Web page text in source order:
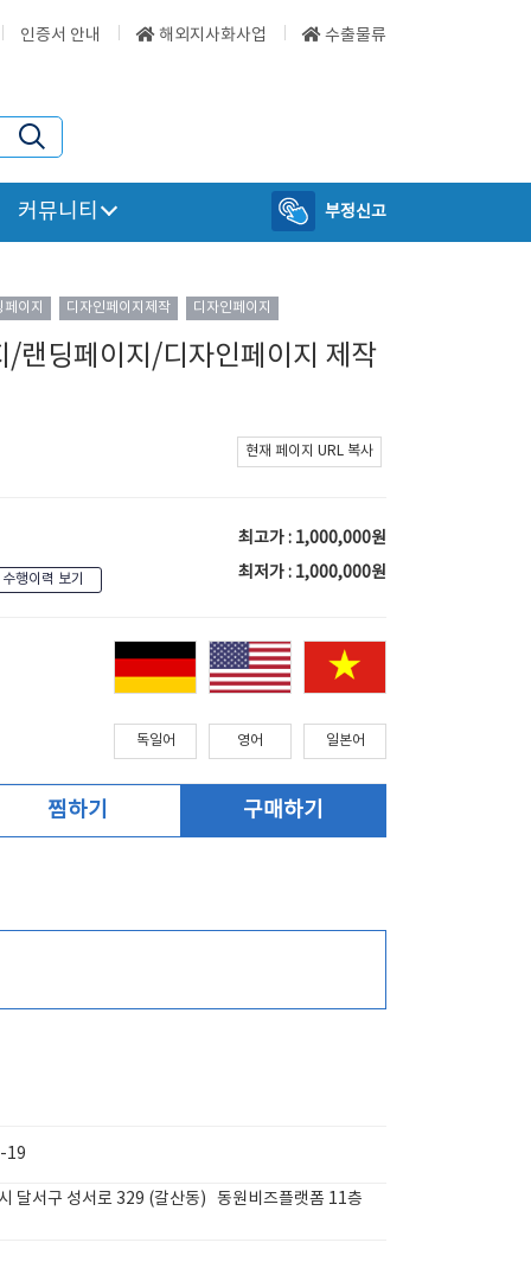
인증서 안내 해외지사화사업 수출물류
커뮤니티 부정신고
페이지 디자인페이지제작 디자인페이지
/랜딩페이지/디자인페이지 제작
현재 페이지 URL 복사
수행이력 보기
최고가 : 1,000,000원
최저가 : 1,000,000원
독일어 영어 일본어
찜하기 구매하기
19
달서구 성서로 329 (갈산동) 동원비즈플랫폼 11층